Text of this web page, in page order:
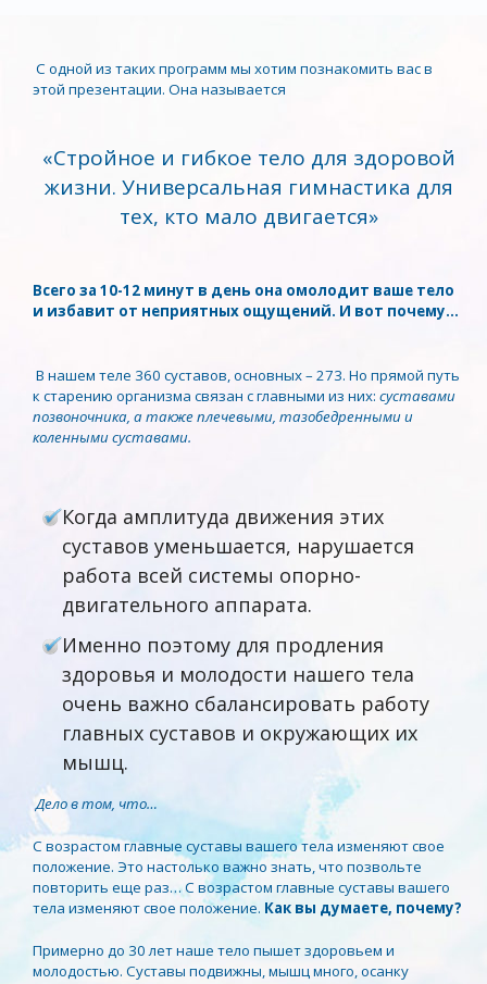
С одной из таких программ мы хотим познакомить вас в
этой презентации. Она называется
«Стройное и гибкое тело для здоровой
жизни. Универсальная гимнастика для
тех, кто мало двигается»
Всего за 10-12 минут в день она омолодит ваше тело
и избавит от неприятных ощущений. И вот почему…
В нашем теле 360 суставов, основных – 273. Но прямой путь
к старению организма связан с главными из них: суставами
позвоночника, а также плечевыми, тазобедренными и
коленными суставами.
Когда амплитуда движения этих
суставов уменьшается, нарушается
работа всей системы опорно-
двигательного аппарата.
Именно поэтому для продления
здоровья и молодости нашего тела
очень важно сбалансировать работу
главных суставов и окружающих их
мышц.
Дело в том, что…
С возрастом главные суставы вашего тела изменяют свое
положение. Это настолько важно знать, что позвольте
повторить еще раз… С возрастом главные суставы вашего
тела изменяют свое положение. Как вы думаете, почему?
Примерно до 30 лет наше тело пышет здоровьем и
молодостью. Суставы подвижны, мышц много, осанку